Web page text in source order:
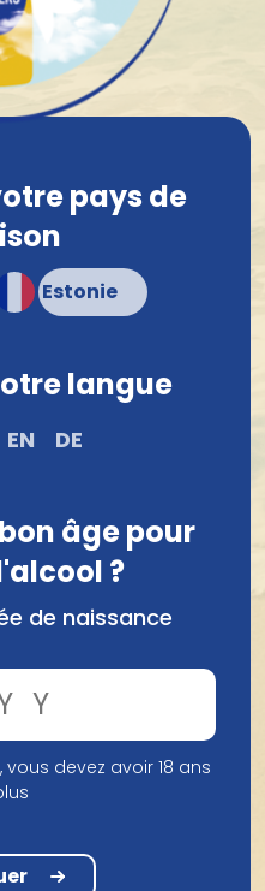
votre
ou l'expédition ?
à l'adresse suivante:
.
pays de
langue
EN DE
âge pour
?
de naissance
devez avoir 18 ans